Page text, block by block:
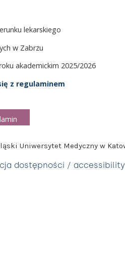
lekarskiego
w Zabrzu
akademickim 2025/2026
z regulaminem
Uniwersytet Medyczny w
dostępności /